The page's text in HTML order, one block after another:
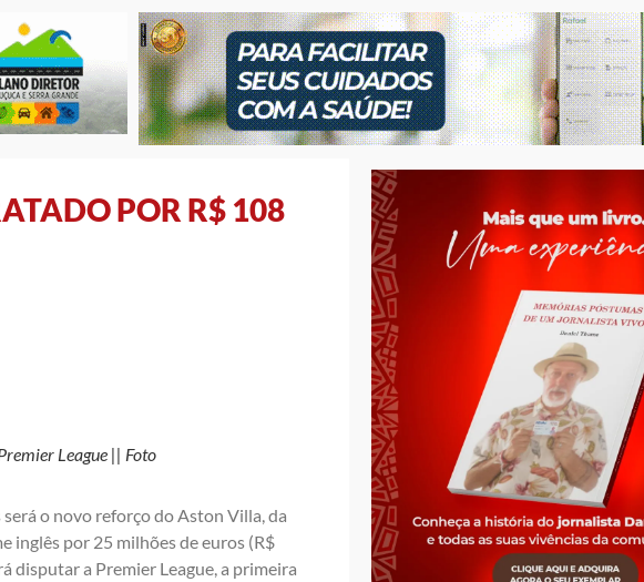
POR R$ 108
League || Foto
o novo reforço do Aston Villa, da
inglês por 25 milhões de euros (R$
disputar a Premier League, a primeira